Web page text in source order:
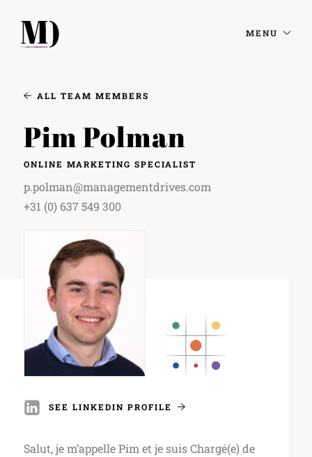
MENU
ALL TEAM MEMBERS
Pim Polman
ONLINE MARKETING SPECIALIST
p.polman@managementdrives.com
+31 (0) 637 549 300
SEE LINKEDIN PROFILE
Salut, je m’appelle Pim et je suis Chargé(e) de